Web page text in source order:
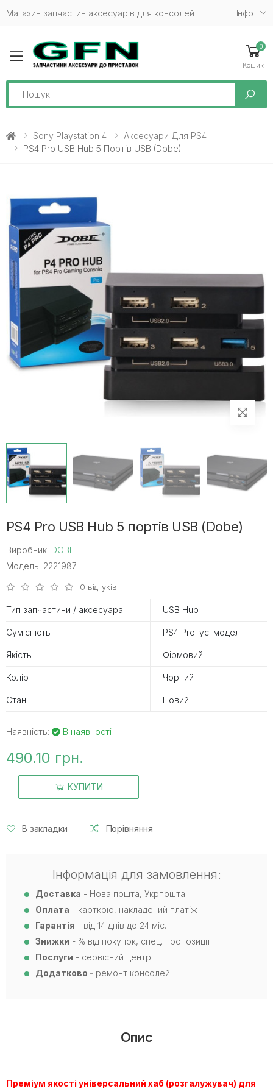
Магазин запчастин аксесуарів для консолей Iнфо
Toggle mobile menu
0
Кошик
Search
Sony Playstation 4
Аксесуари Для PS4
PS4 Pro USB Hub 5 Портів USB (Dobe)
PS4 Pro USB Hub 5 портів USB (Dobe)
Виробник: DOBE
Модель: 2221987
0 відгуків
Тип запчастини / аксесуара USB Hub
Сумісність PS4 Pro: усі моделі
Якість Фірмовий
Колір Чорний
Стан Новий
Наявність: В наявності
490.10 грн.
КУПИТИ
В закладки Порівняння
Інформація для замовлення:
Доставка - Нова пошта, Укрпошта
Оплата - карткою, накладений платіж
Гарантія - від 14 днів до 24 міс.
Знижки - % від покупок, спец. пропозиції
Послуги - сервісний центр
Додатково - ремонт консолей
Опис
Преміум якості універсальний хаб (розгалужувач) для